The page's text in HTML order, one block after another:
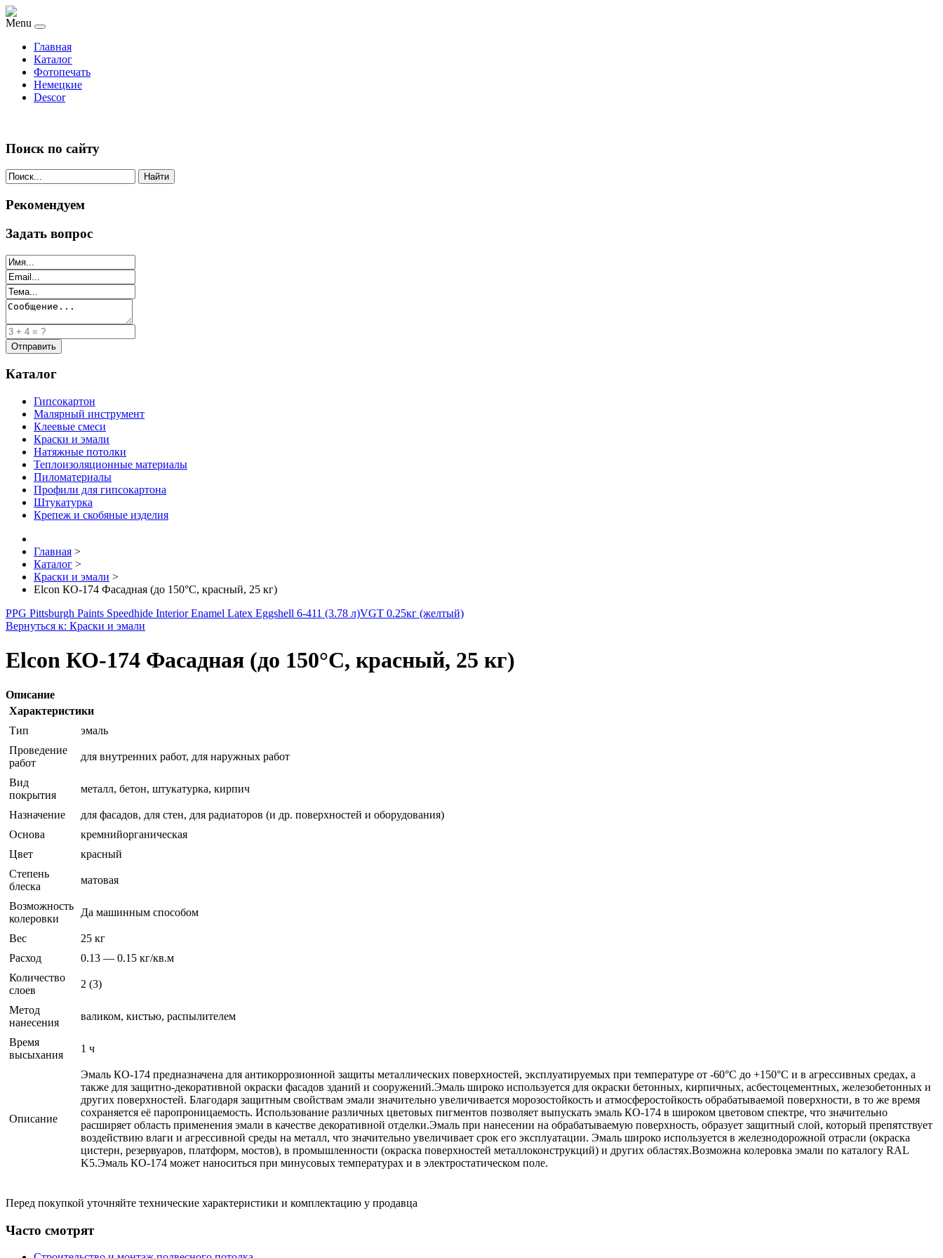
Menu
Главная
Каталог
Фотопечать
Немецкие
Descor
Поиск по сайту
Найти
Рекомендуем
Задать вопрос
Каталог
Гипсокартон
Малярный инструмент
Клеевые смеси
Краски и эмали
Натяжные потолки
Теплоизоляционные материалы
Пиломатериалы
Профили для гипсокартона
Штукатурка
Крепеж и скобяные изделия
Главная >
Каталог >
Краски и эмали >
Elcon КО-174 Фасадная (до 150°C, красный, 25 кг)
PPG Pittsburgh Paints Speedhide Interior Enamel Latex Eggshell 6-411 (3.78 л)VGT 0.25кг (желтый)
Вернуться к: Краски и эмали
Elcon КО-174 Фасадная (до 150°C, красный, 25 кг)
Описание
Характеристики
Тип
эмаль
Проведение
работ
для внутренних работ, для наружных работ
Вид
покрытия
металл, бетон, штукатурка, кирпич
Назначение
для фасадов, для стен, для радиаторов (и др. поверхностей и оборудования)
Основа
кремнийорганическая
Цвет
красный
Степень
блеска
матовая
Возможность
колеровки
Да машинным способом
Вес
25 кг
Расход
0.13 — 0.15 кг/кв.м
Количество
слоев
2 (3)
Метод
нанесения
валиком, кистью, распылителем
Время
высыхания
1 ч
Описание
Эмаль КО-174 предназначена для антикоррозионной защиты металлических поверхностей, эксплуатируемых при температуре от -60°С до +150°С и в агрессивных средах, а
также для защитно-декоративной окраски фасадов зданий и сооружений.Эмаль широко используется для окраски бетонных, кирпичных, асбестоцементных, железобетонных и
других поверхностей. Благодаря защитным свойствам эмали значительно увеличивается морозостойкость и атмосферостойкость обрабатываемой поверхности, в то же время
сохраняется её паропроницаемость. Использование различных цветовых пигментов позволяет выпускать эмаль КО-174 в широком цветовом спектре, что значительно
расширяет область применения эмали в качестве декоративной отделки.Эмаль при нанесении на обрабатываемую поверхность, образует защитный слой, который препятствует
воздействию влаги и агрессивной среды на металл, что значительно увеличивает срок его эксплуатации. Эмаль широко используется в железнодорожной отрасли (окраска
цистерн, резервуаров, платформ, мостов), в промышленности (окраска поверхностей металлоконструкций) и других областях.Возможна колеровка эмали по каталогу RAL
K5.Эмаль КО-174 может наноситься при минусовых температурах и в электростатическом поле.
Перед покупкой уточняйте технические характеристики и комплектацию у продавца
Часто смотрят